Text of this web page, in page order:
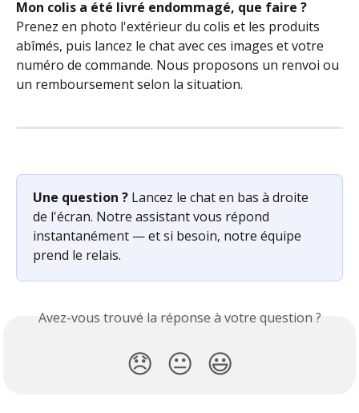
Mon colis a été livré endommagé, que faire ?
Prenez en photo l'extérieur du colis et les produits
abîmés, puis lancez le chat avec ces images et votre
numéro de commande. Nous proposons un renvoi ou
un remboursement selon la situation.
Une question ? Lancez le chat en bas à droite
de l'écran. Notre assistant vous répond
instantanément — et si besoin, notre équipe
prend le relais.
Avez-vous trouvé la réponse à votre question ?
😞 😐 😃